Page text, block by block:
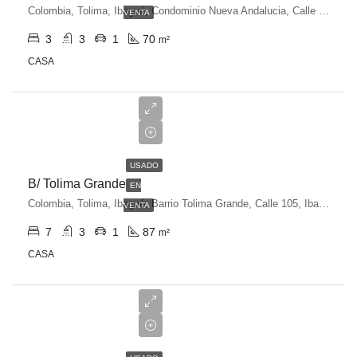
VENTA
3 3 1 70 m²
CASA
USADO
EN
VENTA
B/ Tolima Grande
7 3 1 87 m²
CASA